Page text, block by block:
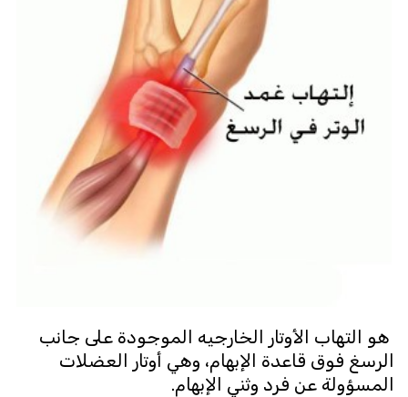
هو التهاب الأوتار الخارجيه الموجودة على جانب
الرسغ فوق قاعدة الإبهام، وهي أوتار العضلات
المسؤولة عن فرد وثني الإبهام.